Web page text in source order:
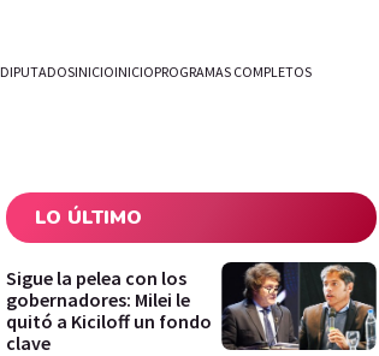
DIPUTADOSINICIOINICIOPROGRAMAS COMPLETOS
LO ÚLTIMO
Sigue la pelea con los
gobernadores: Milei le
quitó a Kiciloff un fondo
clave